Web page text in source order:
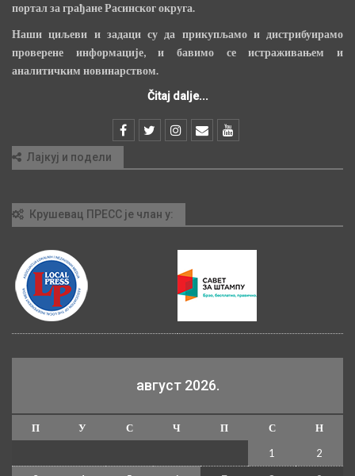
портал за грађане Расинског округа.
Наши циљеви и задаци су да прикупљамо и дистрибуирамо
проверене информације, и бавимо се истраживањем и
аналитичким новинарством.
Čitaj dalje...
Лајкуј и подели
Крушевац ПРЕСС је члан у:
август 2026.
П У С Ч П С
Н
1
2